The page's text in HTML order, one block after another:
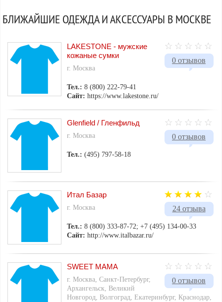
БЛИЖАЙШИЕ ОДЕЖДА И АКСЕССУАРЫ В МОСКВЕ
0 отзывов
LAKESTONE - мужские
кожаные сумки
г. Москва
Тел.:8 (800) 222-79-41
Сайт: https://www.lakestone.ru/
0 отзывов
Glenfield / Гленфильд
г. Москва
Тел.:(495) 797-58-18
24 отзыва
Итал Базар
г. Москва
Тел.:8 (800) 333-87-72; +7 (495) 134-00-33
Сайт: http://www.italbazar.ru/
0 отзывов
SWEET MAMA
г. Москва, Санкт-Петербург,
Архангельск, Великий
Новгород, Волгоград, Екатеринбург, Краснодар,